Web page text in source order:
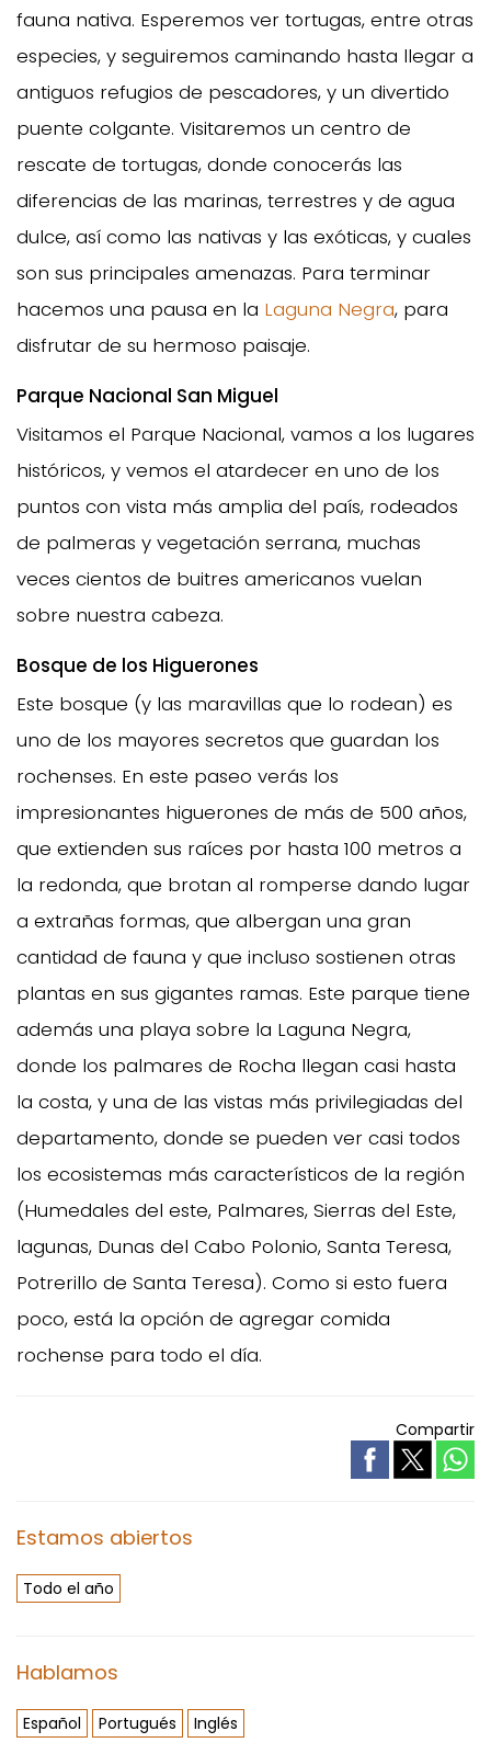
fauna nativa. Esperemos ver tortugas, entre otras
especies, y seguiremos caminando hasta llegar a
antiguos refugios de pescadores, y un divertido
puente colgante. Visitaremos un centro de
rescate de tortugas, donde conocerás las
diferencias de las marinas, terrestres y de agua
dulce, así como las nativas y las exóticas, y cuales
son sus principales amenazas. Para terminar
hacemos una pausa en la Laguna Negra, para
disfrutar de su hermoso paisaje.
Parque Nacional San Miguel
Visitamos el Parque Nacional, vamos a los lugares
históricos, y vemos el atardecer en uno de los
puntos con vista más amplia del país, rodeados
de palmeras y vegetación serrana, muchas
veces cientos de buitres americanos vuelan
sobre nuestra cabeza.
Bosque de los Higuerones
Este bosque (y las maravillas que lo rodean) es
uno de los mayores secretos que guardan los
rochenses. En este paseo verás los
impresionantes higuerones de más de 500 años,
que extienden sus raíces por hasta 100 metros a
la redonda, que brotan al romperse dando lugar
a extrañas formas, que albergan una gran
cantidad de fauna y que incluso sostienen otras
plantas en sus gigantes ramas. Este parque tiene
además una playa sobre la Laguna Negra,
donde los palmares de Rocha llegan casi hasta
la costa, y una de las vistas más privilegiadas del
departamento, donde se pueden ver casi todos
los ecosistemas más característicos de la región
(Humedales del este, Palmares, Sierras del Este,
lagunas, Dunas del Cabo Polonio, Santa Teresa,
Potrerillo de Santa Teresa). Como si esto fuera
poco, está la opción de agregar comida
rochense para todo el día.
Compartir
Estamos abiertos
Todo el año
Hablamos
Español Portugués Inglés